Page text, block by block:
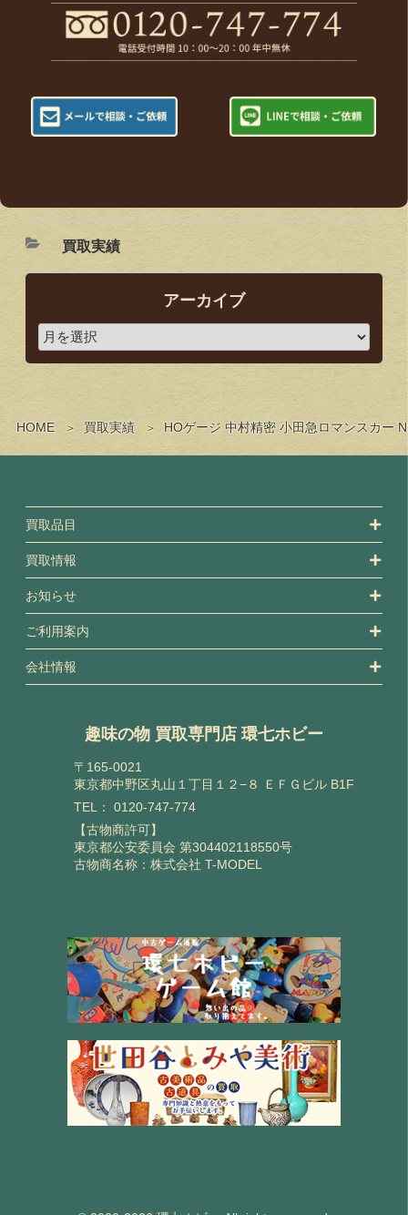
HOME 買取実績 HOゲージ 中村精密 小田急ロマンスカー
買取実績
アーカイブ
買取品目
買取情報
お知らせ
ご利用案内
会社情報
趣味の物 買取専門店 環七ホビー
〒165-0021
東京都中野区丸山１丁目１２−８ ＥＦＧビル B1F
TEL： 0120-747-774
【古物商許可】
東京都公安委員会 第304402118550号
古物商名称：株式会社 T-MODEL